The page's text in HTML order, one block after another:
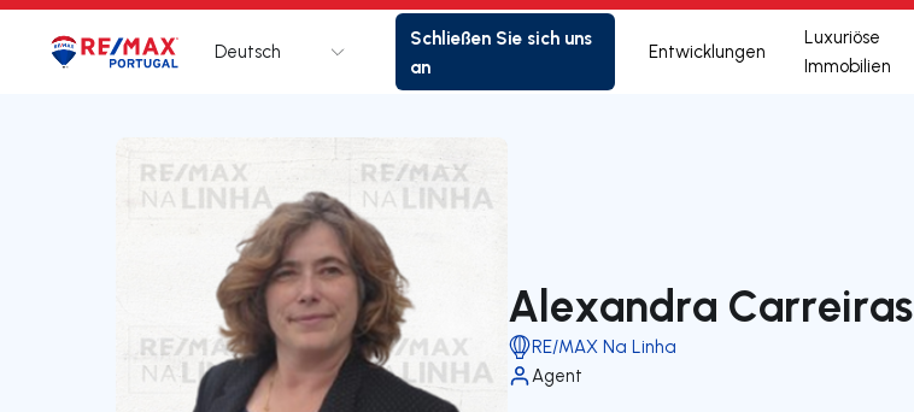
Logo Zur Startseite
Deutsch
Schließen Sie sich uns
an
Entwicklungen
Luxuriöse
Immobilien
Alexandra Carreiras
RE/MAX Na Linha
Agent